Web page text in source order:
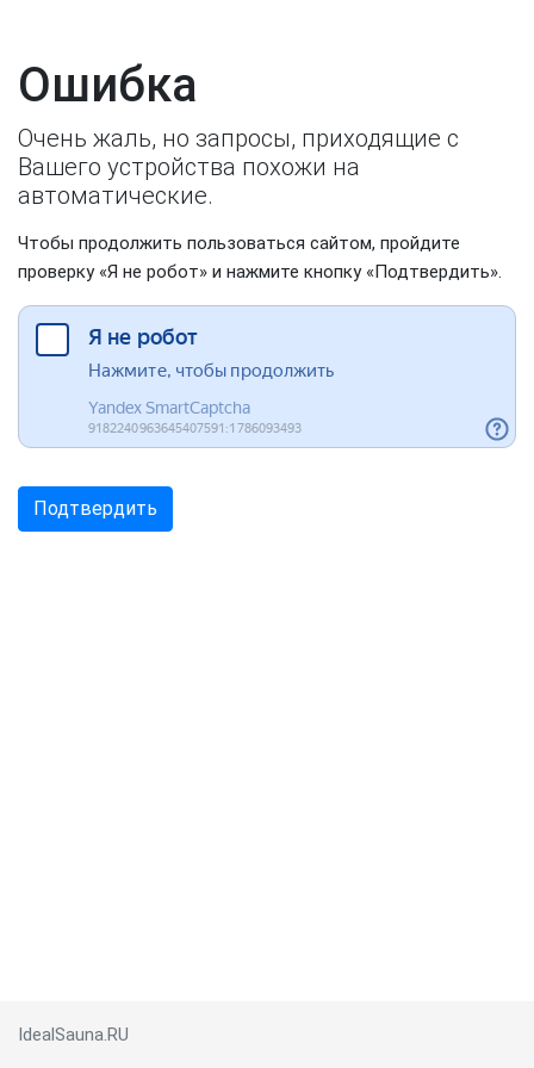
Ошибка
Очень жаль, но запросы, приходящие с
Вашего устройства похожи на
автоматические.
Чтобы продолжить пользоваться сайтом, пройдите
проверку «Я не робот» и нажмите кнопку «Подтвердить».
IdealSauna.RU